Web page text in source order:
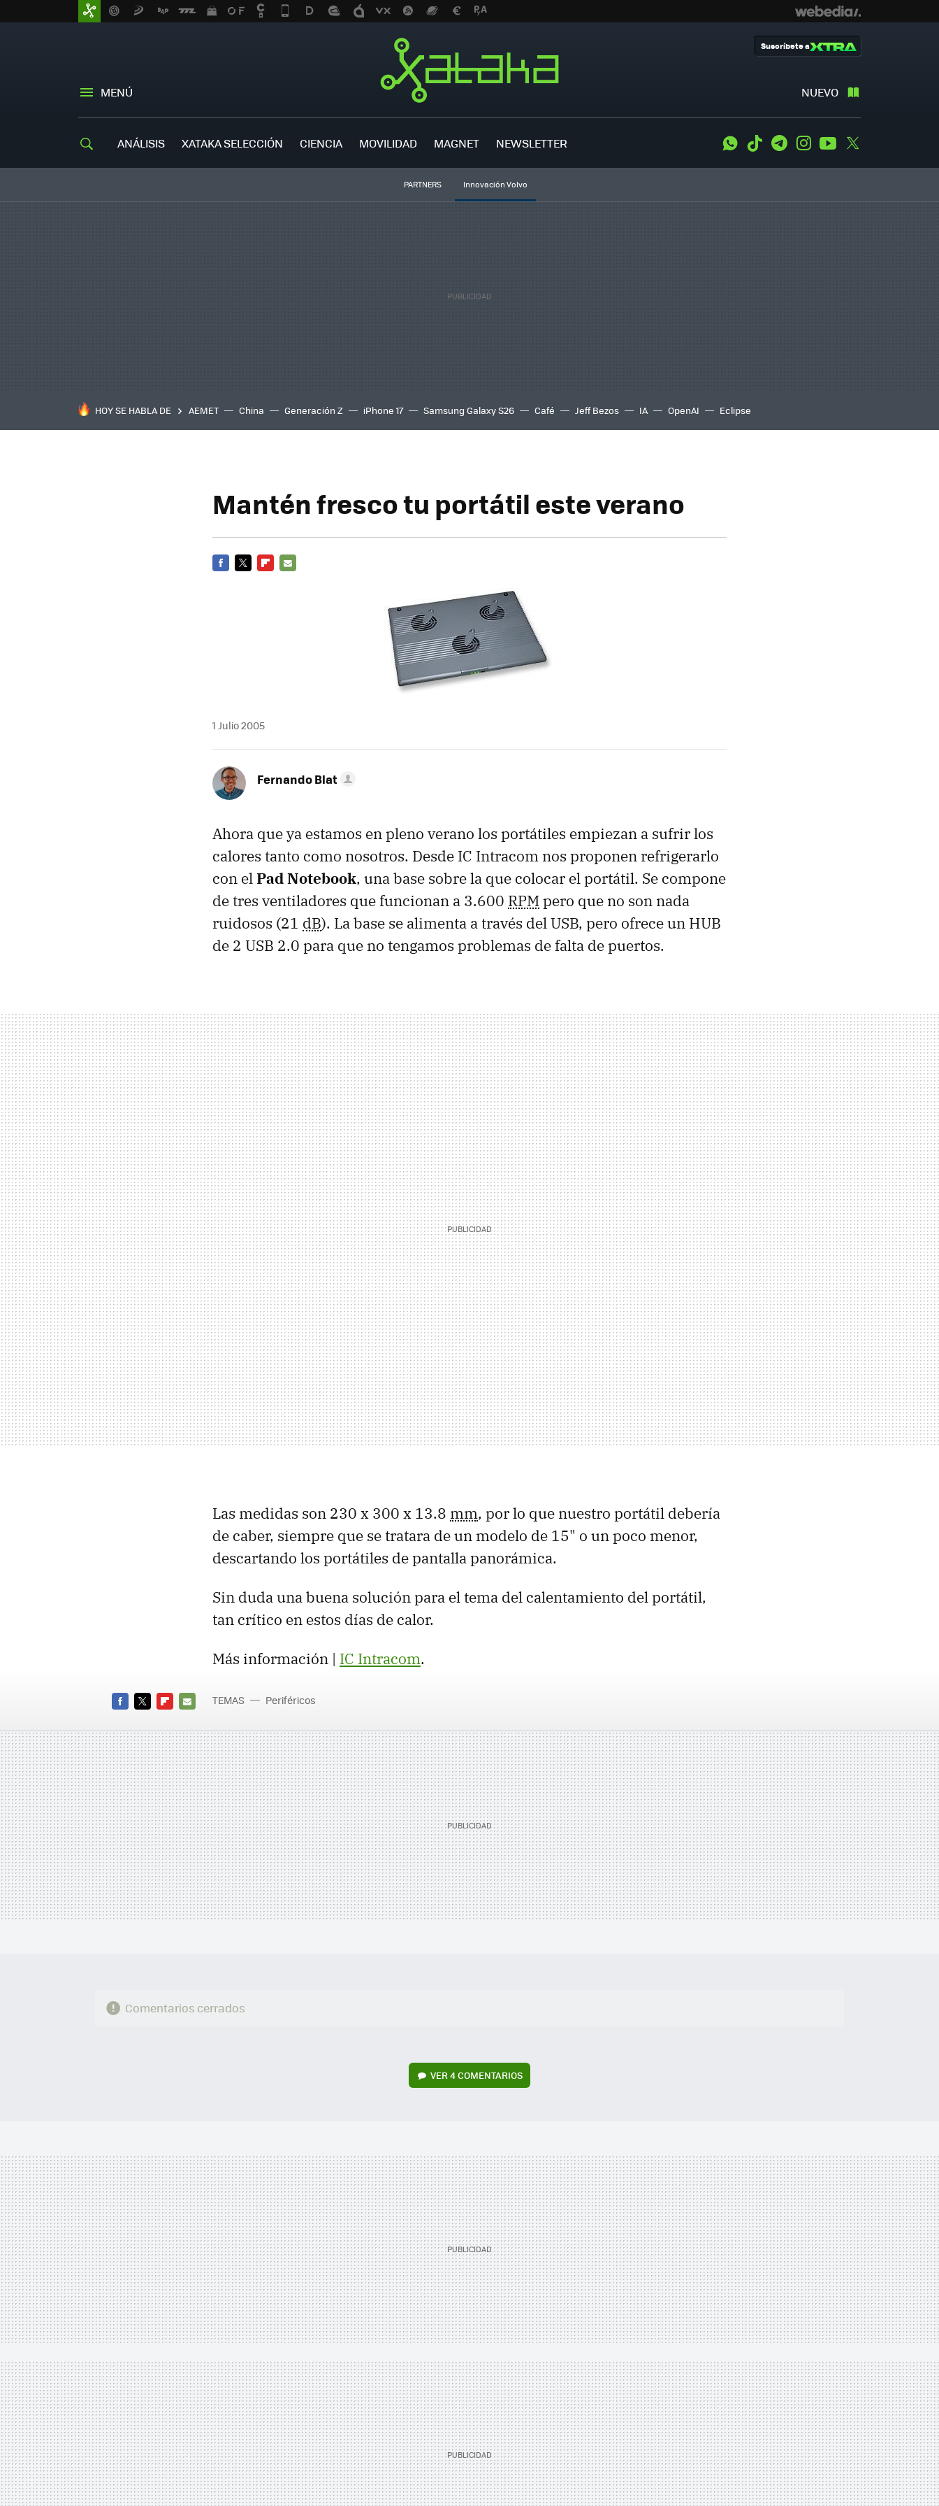
MENÚ NUEVO
Suscríbete a
ANÁLISIS XATAKA SELECCIÓN CIENCIA MOVILIDAD MAGNET NEWSLETTER WhatsApp
Tiktok TelegramInstagramYoutube
PARTNERS Innovación Volvo
HOY SE HABLA DE AEMET China Generación Z iPhone 17 Samsung Galaxy S26 Café Jeff Bezos IA OpenAI Eclipse
Mantén fresco tu portátil este verano
1 Julio 2005
Fernando Blat
Ahora que ya estamos en pleno verano los portátiles empiezan a sufrir los
calores tanto como nosotros. Desde IC Intracom nos proponen refrigerarlo
con elPad Notebook, una base sobre la que colocar el portátil. Se compone
de tres ventiladores que funcionan a 3.600 RPMpero que no son nada
ruidosos (21 dB). La base se alimenta a través del USB, pero ofrece un HUB
de 2 USB 2.0 para que no tengamos problemas de falta de puertos.
Las medidas son 230 x 300 x 13.8 mm, por lo que nuestro portátil debería
de caber, siempre que se tratara de un modelo de 15" o un poco menor,
descartando los portátiles de pantalla panorámica.
Sin duda una buena solución para el tema del calentamiento del portátil,
tan crítico en estos días de calor.
Más información | IC Intracom.
MAIL
TEMAS Periféricos
Comentarios cerrados
VER4 COMENTARIOS